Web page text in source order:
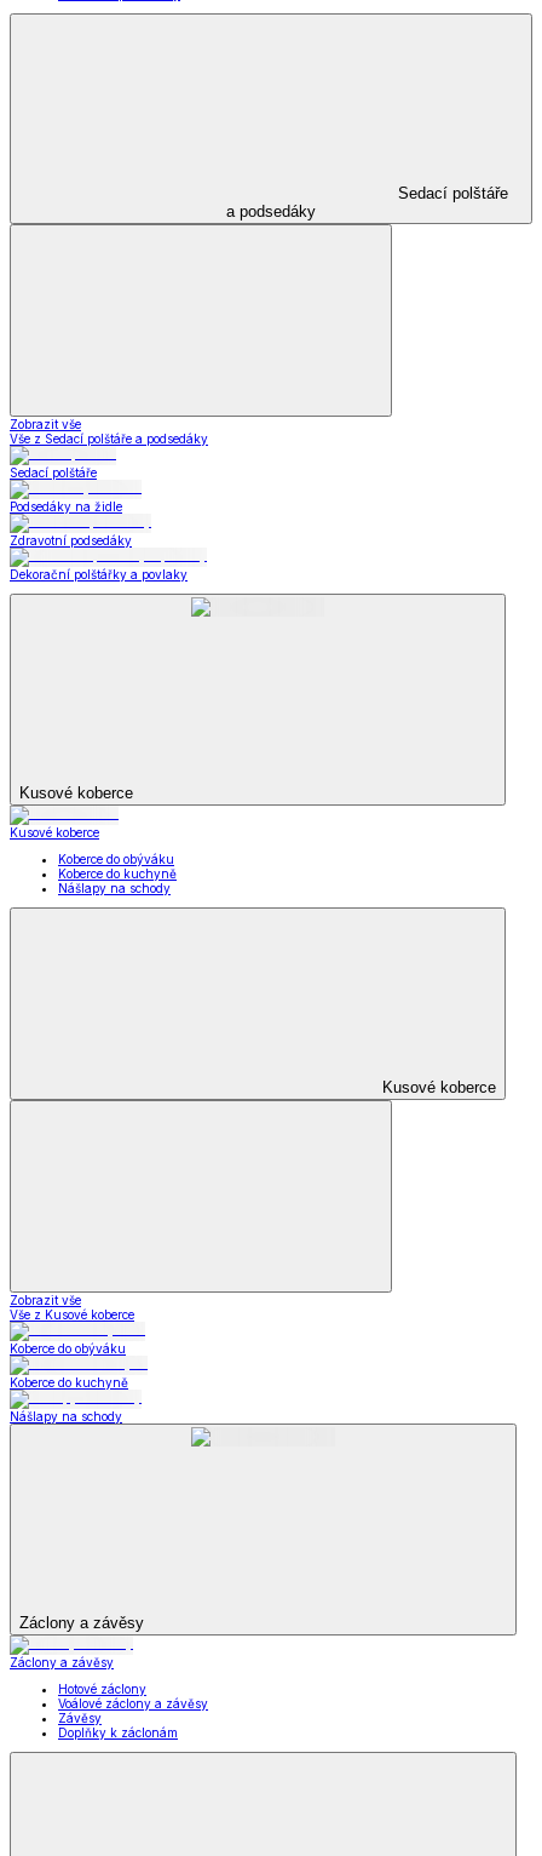
Sedací polštáře
a podsedáky
Zobrazit vše
Vše z Sedací polštáře a podsedáky
Sedací polštáře
Podsedáky na židle
Zdravotní podsedáky
Dekorační polštářky a povlaky
Kusové koberce
Kusové koberce
Koberce do obýváku
Koberce do kuchyně
Nášlapy na schody
Kusové koberce
Zobrazit vše
Vše z Kusové koberce
Koberce do obýváku
Koberce do kuchyně
Nášlapy na schody
Záclony a závěsy
Záclony a závěsy
Hotové záclony
Voálové záclony a závěsy
Závěsy
Doplňky k záclonám